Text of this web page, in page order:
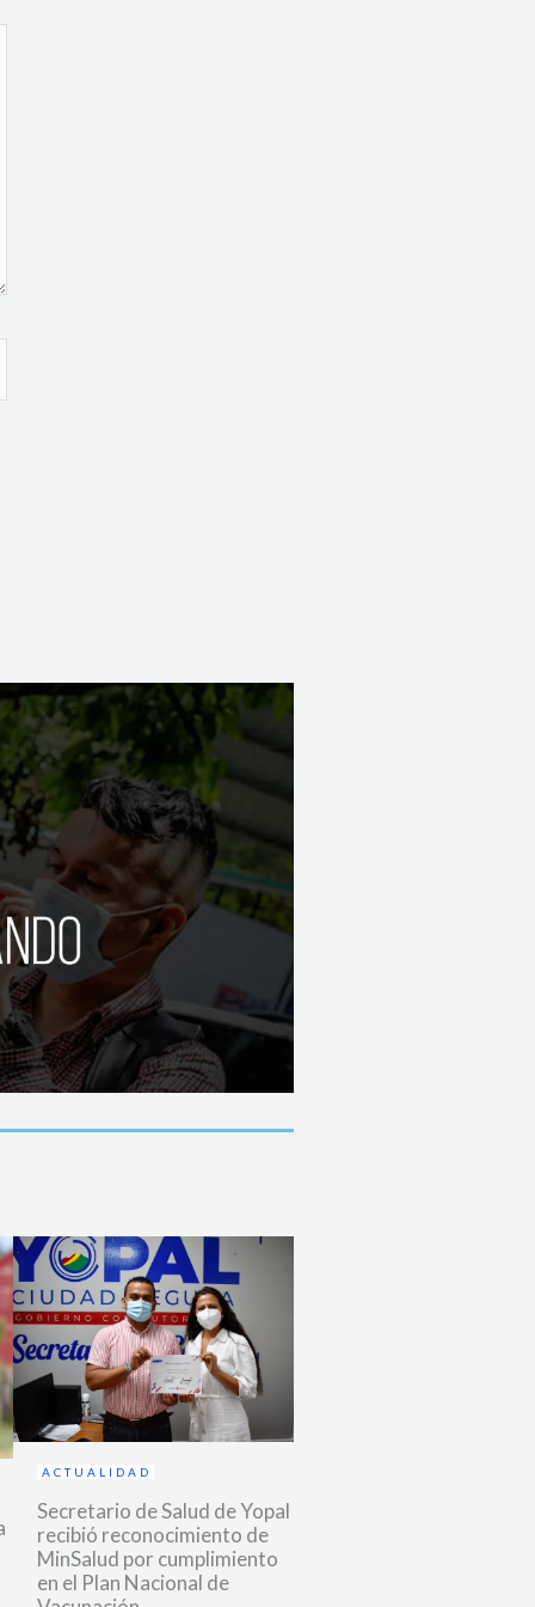
ACTUALIDAD
Secretario de Salud de Yopal
recibió reconocimiento de
MinSalud por cumplimiento
en el Plan Nacional de